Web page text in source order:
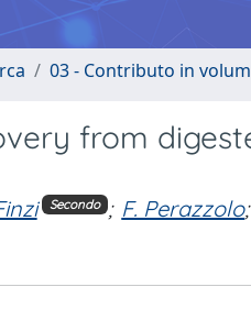
03 - Contributo in
from
Secondo ; F. Perazzolo;